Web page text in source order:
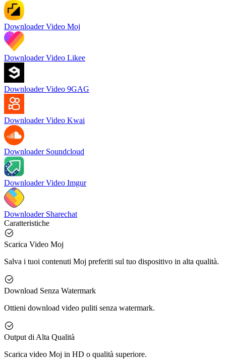
Downloader Video Moj
Downloader Video Likee
Downloader Video 9GAG
Downloader Video Kwai
Downloader Soundcloud
Downloader Video Imgur
Downloader Sharechat
Caratteristiche
Scarica Video Moj
Salva i tuoi contenuti Moj preferiti sul tuo dispositivo in alta qualità.
Download Senza Watermark
Ottieni download video puliti senza watermark.
Output di Alta Qualità
Scarica video Moj in HD o qualità superiore.